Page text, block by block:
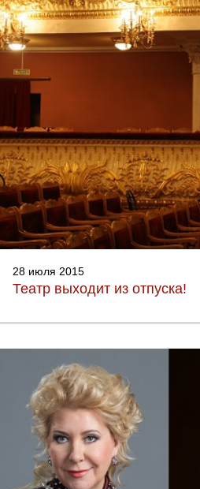
28 июля 2015
Театр выходит из отпуска!